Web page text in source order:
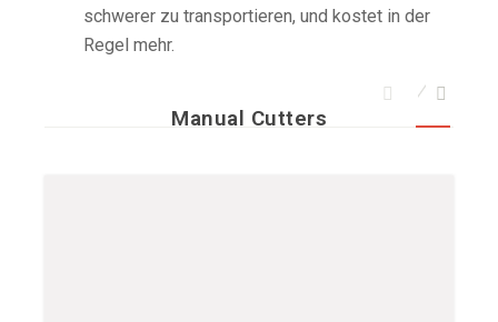
schwerer zu transportieren, und kostet in der
Regel mehr.
Manual Cutters